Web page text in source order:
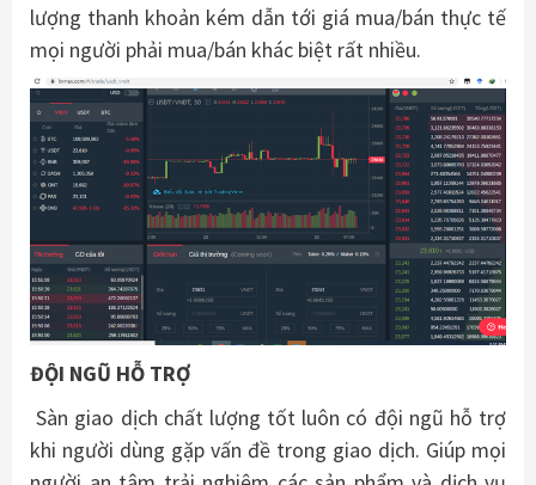
lượng thanh khoản kém dẫn tới giá mua/bán thực tế
mọi người phải mua/bán khác biệt rất nhiều.
ĐỘI NGŨ HỖ TRỢ
Sàn giao dịch chất lượng tốt luôn có đội ngũ hỗ trợ
khi người dùng gặp vấn đề trong giao dịch. Giúp mọi